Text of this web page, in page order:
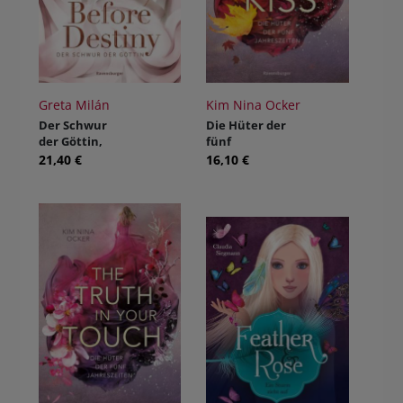
Greta Milán
Der Schwur
der Göttin,
Band 2: Before
21,40 €
Kim Nina Ocker
Die Hüter der
fünf
Jahreszeiten,
Fantasy - So
aufwühlend
wie der
Herbstwind, so
unvergesslich
wie ein
Sommerabend.
)
16,10 €